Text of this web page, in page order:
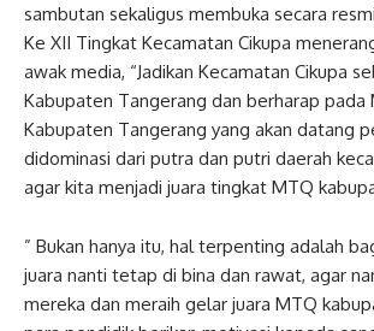
sambutan sekaligus membuka secara
Ke XII Tingkat Kecamatan Cikupa
awak media, “Jadikan Kecamatan Cikupa
Kabupaten Tangerang dan berharap
Kabupaten Tangerang yang akan datang
didominasi dari putra dan putri daerah
agar kita menjadi juara tingkat MTQ
” Bukan hanya itu, hal terpenting adalah
juara nanti tetap di bina dan rawat, agar
mereka dan meraih gelar juara MTQ